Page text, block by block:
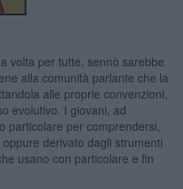
volta per tutte, sennò sarebbe
alla comunità parlante che la
alle proprie convenzioni,
evolutivo. I giovani, ad
particolare per comprendersi,
derivato dagli strumenti
usano con particolare e fin